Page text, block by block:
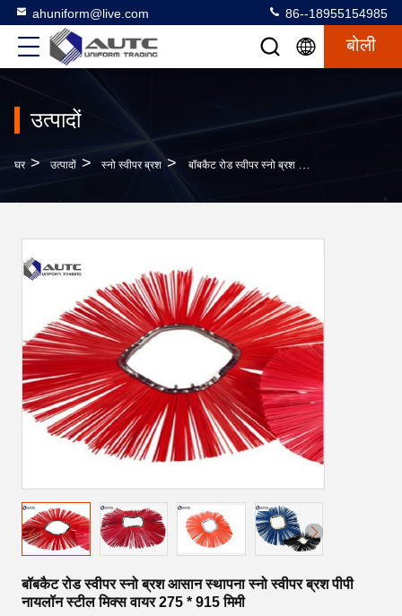
ahuniform@live.com 86--18955154985
बोली
उत्पादों
घर > उत्पादों > स्नो स्वीपर ब्रश > बॉबकैट रोड स्वीपर स्नो ब्रश आसान स्थापना स्नो स्वीपर ब्रश पीपी नायलॉन स्टील मिक्स वायर 275 * 915 मिमी
बॉबकैट रोड स्वीपर स्नो ब्रश आसान स्थापना स्नो स्वीपर ब्रश पीपी
नायलॉन स्टील मिक्स वायर 275 * 915 मिमी